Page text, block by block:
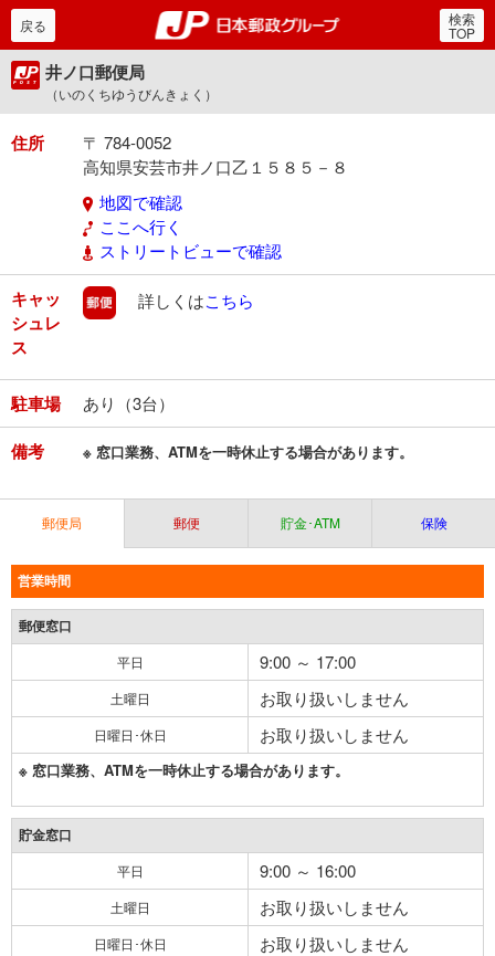
郵便局・日本郵政グルー
戻る 検索
TOP
井ノ口郵便局
（いのくちゆうびんきょく）
住所
〒 784-0052
高知県安芸市井ノ口乙１５８５－８
地図で確認
ここへ行く
ストリートビューで確認
キャッ
シュレ
ス
郵便
詳しくはこちら
駐車場 あり（3台）
備考 ※ 窓口業務、ATMを一時休止する場合があります。
郵便局 郵便 貯金･ATM 保険
営業時間
郵便窓口
平日 9:00 ～ 17:00
土曜日 お取り扱いしません
日曜日･休日 お取り扱いしません
※ 窓口業務、ATMを一時休止する場合があります。
貯金窓口
平日 9:00 ～ 16:00
土曜日 お取り扱いしません
日曜日･休日 お取り扱いしません